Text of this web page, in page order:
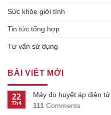
Sức khỏe giới tính
Tin tức tổng hợp
Tư vấn sử dụng
BÀI VIẾT MỚI
22
Th4
Máy đo huyết áp điện
111 Comments